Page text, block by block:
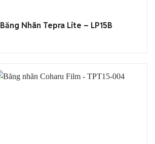
Băng Nhãn Tepra Lite – LP15B